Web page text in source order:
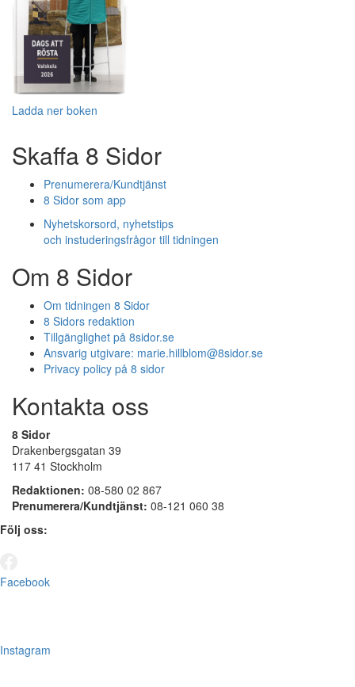
Ladda ner boken
Skaffa 8 Sidor
Prenumerera/Kundtjänst
8 Sidor som app
Nyhetskorsord, nyhetstips
och instuderingsfrågor till tidningen
Om 8 Sidor
Om tidningen 8 Sidor
8 Sidors redaktion
Tillgänglighet på 8sidor.se
Ansvarig utgivare: marie.hillblom@8sidor.se
Privacy policy på 8 sidor
Kontakta oss
8 Sidor
Drakenbergsgatan 39
117 41 Stockholm
Redaktionen: 08-580 02 867
Prenumerera/Kundtjänst: 08-121 060 38
Följ oss:
Facebook
Instagram